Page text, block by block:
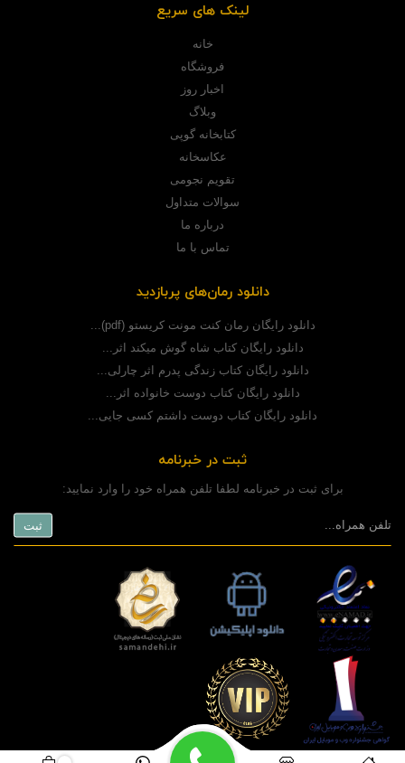
لینک های سریع
خانه
فروشگاه
اخبار روز
وبلاگ
کتابخانه گوپی
عکاسخانه
تقویم نجومی
سوالات متداول
درباره ما
تماس با ما
دانلود رمان‌های پربازدید
دانلود رایگان رمان کنت مونت کریستو (pdf)...
دانلود رایگان کتاب شاه گوش میکند اثر...
دانلود رایگان کتاب زندگی پدرم اثر چارلی...
دانلود رایگان کتاب دوست خانواده اثر...
دانلود رایگان کتاب دوست داشتم کسی جایی...
ثبت در خبرنامه
برای ثبت در خبرنامه لطفا تلفن همراه خود را وارد نمایید: